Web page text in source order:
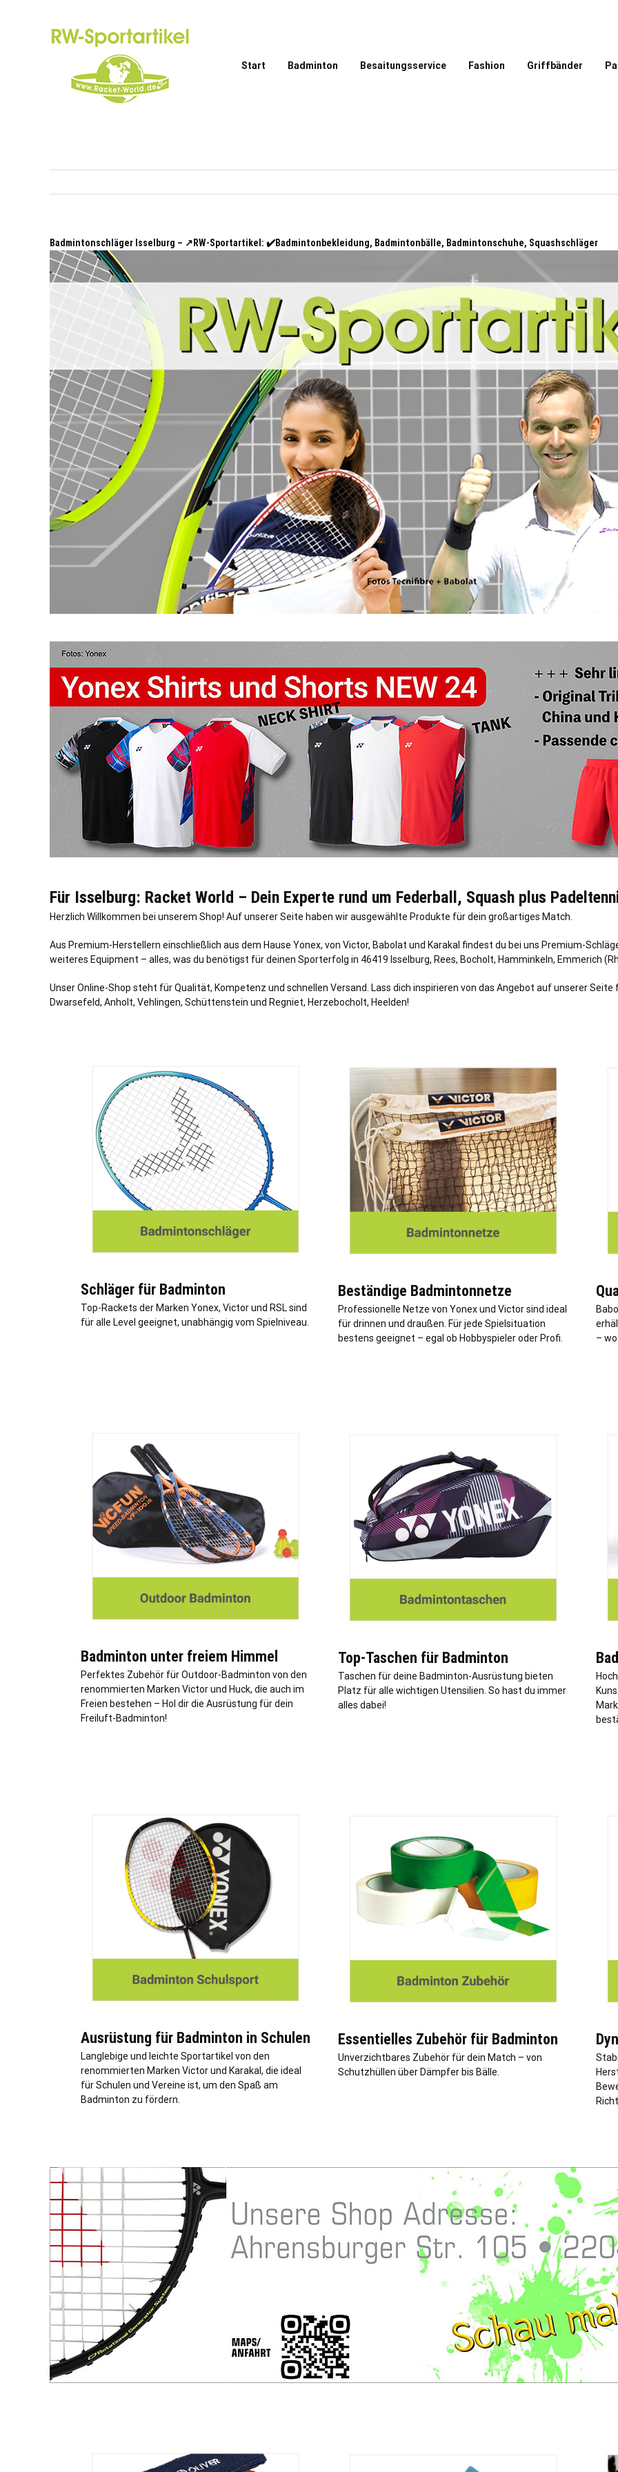
Start Badminton Besaitungsservice Fashion Griffbänder
Badmintonschläger Isselburg – ↗️RW-Sportartikel: ✔️Badmintonbekleidung, Badmintonbälle, Badmintonschuhe, Squashschläger
Für Isselburg: Racket World – Dein Experte rund um Federball, Squash plus
Herzlich Willkommen bei unserem Shop! Auf unserer Seite haben wir ausgewählte Produkte für dein großartiges Match.
Aus Premium-Herstellern einschließ lich aus dem Hause Yonex, von Victor, Babolat und Karakal findest du bei uns Premium-
weiteres Equipment – alles, was du benötigst für deinen Sporterfolg in 46419 Isselburg, Rees, Bocholt, Hamminkeln, Emmerich
Unser Online-Shop steht für Qualität, Kompetenz und schnellen Versand. Lass dich inspirieren von das Angebot auf unserer
Dwarsefeld, Anholt, Vehlingen, Schüttenstein und Regniet, Herzebocholt, Heelden!
Schläger für Badminton
Top-Rackets der Marken Yonex, Victor und RSL sind
für alle Level geeignet, unabhängig vom Spielniveau.
Beständige Badmintonnetze
Professionelle Netze von Yonex und Victor sind ideal
für drinnen und draußen. Für jede Spielsituation
bestens geeignet – egal ob Hobbyspieler oder Profi.
–
Badminton unter freiem Himmel
Perfektes Zubehör für Outdoor-Badminton von den
renommierten Marken Victor und Huck, die auch im
Freien bestehen – Hol dir die Ausrüstung für dein
Freiluft-Badminton!
Top-Taschen für Badminton
Taschen für deine Badminton-Ausrüstung bieten
Platz für alle wichtigen Utensilien. So hast du immer
alles dabei!
Ausrüstung für Badminton in Schulen
Langlebige und leichte Sportartikel von den
renommierten Marken Victor und Karakal, die ideal
für Schulen und Vereine ist, um den Spaß am
Badminton zu fördern.
Essentielles Zubehör für Badminton
Unverzichtbares Zubehör für dein Match – von
Schutzhüllen über Dämpfer bis Bälle.